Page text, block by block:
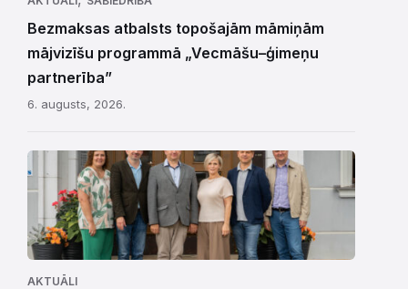
Bezmaksas atbalsts topošajām māmiņām
mājvizīšu programmā „Vecmāšu–ģimeņu
partnerība”
6. augusts, 2026.
AKTUĀLI